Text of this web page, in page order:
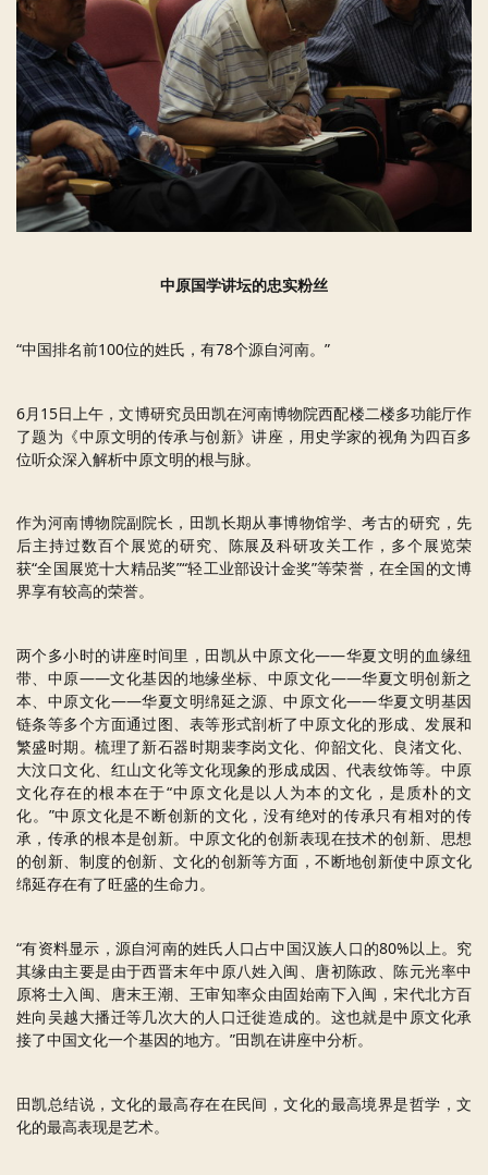
中原国学讲坛的忠实粉丝
“中国排名前100位的姓氏，有78个源自河南。”
6月15日上午，文博研究员田凯在河南博物院西配楼二楼多功能厅作
了题为《中原文明的传承与创新》讲座，用史学家的视角为四百多
位听众深入解析中原文明的根与脉。
作为河南博物院副院长，田凯长期从事博物馆学、考古的研究，先
后主持过数百个展览的研究、陈展及科研攻关工作，多个展览荣
获“全国展览十大精品奖”“轻工业部设计金奖”等荣誉，在全国的文博
界享有较高的荣誉。
两个多小时的讲座时间里，田凯从中原文化——华夏文明的血缘纽
带、中原——文化基因的地缘坐标、中原文化——华夏文明创新之
本、中原文化——华夏文明绵延之源、中原文化——华夏文明基因
链条等多个方面通过图、表等形式剖析了中原文化的形成、发展和
繁盛时期。梳理了新石器时期裴李岗文化、仰韶文化、良渚文化、
大汶口文化、红山文化等文化现象的形成成因、代表纹饰等。中原
文化存在的根本在于“中原文化是以人为本的文化，是质朴的文
化。”中原文化是不断创新的文化，没有绝对的传承只有相对的传
承，传承的根本是创新。中原文化的创新表现在技术的创新、思想
的创新、制度的创新、文化的创新等方面，不断地创新使中原文化
绵延存在有了旺盛的生命力。
“有资料显示，源自河南的姓氏人口占中国汉族人口的80%以上。究
其缘由主要是由于西晋末年中原八姓入闽、唐初陈政、陈元光率中
原将士入闽、唐末王潮、王审知率众由固始南下入闽，宋代北方百
姓向吴越大播迁等几次大的人口迁徙造成的。这也就是中原文化承
接了中国文化一个基因的地方。 ”田凯在讲座中分析。
田凯总结说，文化的最高存在在民间，文化的最高境界是哲学，文
化的最高表现是艺术。